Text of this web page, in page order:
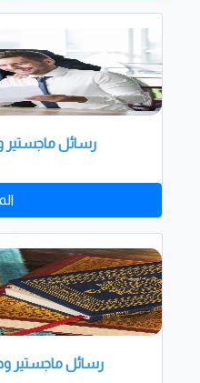
رسائل ماجستير
رسائل ماجستير